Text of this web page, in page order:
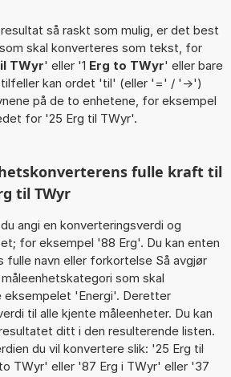
så raskt som mulig, er det best
skal konverteres som tekst, for
TWyr' eller '1 Erg to TWyr' eller bare
kan ordet 'til' (eller '=' / '->')
på de to enhetene, for eksempel
for '25 Erg til TWyr'.
fulle kraft til
til TWyr
angi en konverteringsverdi og
for eksempel '88 Erg'. Du kan enten
fulle navn eller forkortelse Så avgjør
som skal
'Energi'. Deretter
til alle kjente måleenheter. Du kan
ditt i den resulterende listen.
du vil konvertere slik: '25 Erg til
TWyr' eller '87 Erg i TWyr' eller '37